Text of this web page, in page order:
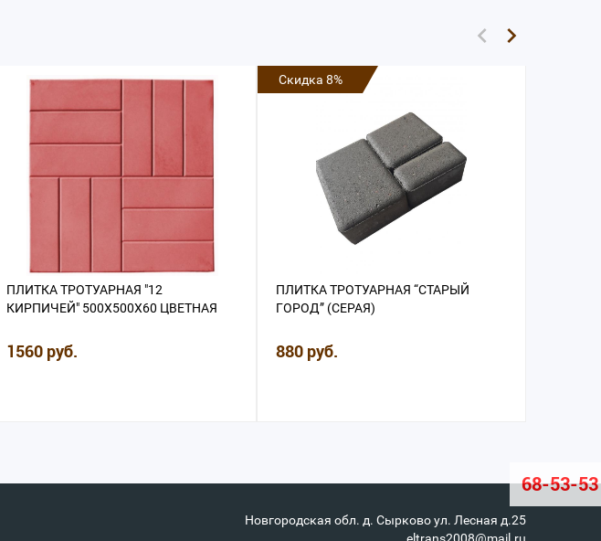
ПЛИТКА ТРОТУАРНАЯ "12
КИРПИЧЕЙ" 500Х500Х60 ЦВЕТНАЯ
1560 руб.
ПЛИТКА ТРОТУАРНАЯ “СТАРЫЙ
ГОРОД” (СЕРАЯ)
880 руб.
Скидка 8%
Новгородская обл. д. Сырково ул. Лесная д.25
68-53-53